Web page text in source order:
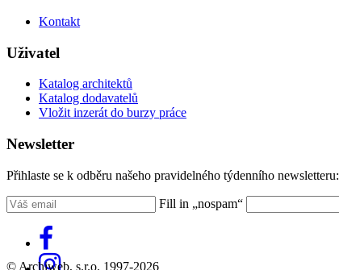
Kontakt
Uživatel
Katalog architektů
Katalog dodavatelů
Vložit inzerát do burzy práce
Newsletter
Přihlaste se k odběru našeho pravidelného týdenního newsletteru:
Fill in „nospam“
© Archiweb, s.r.o. 1997-2026